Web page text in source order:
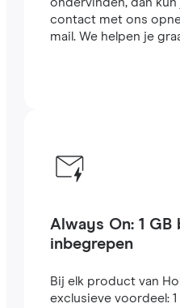
ondervinden, dan
contact met ons
mail. We helpen je
Always On: 1 GB
inbegrepen
Bij elk product van
exclusieve voordeel: